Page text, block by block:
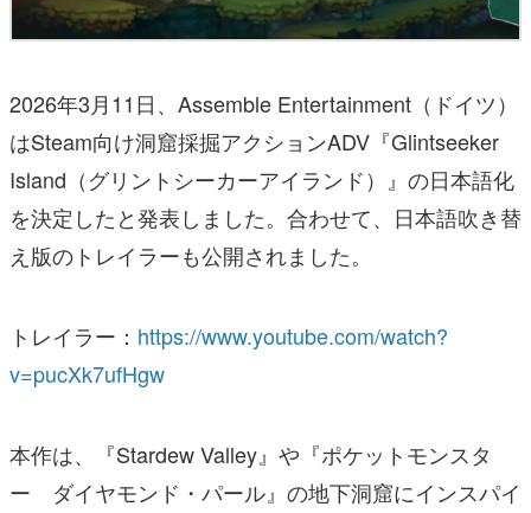
2026年3月11日、Assemble Entertainment（ドイツ）
はSteam向け洞窟採掘アクションADV『Glintseeker
Island（グリントシーカーアイランド）』の日本語化
を決定したと発表しました。合わせて、日本語吹き替
え版のトレイラーも公開されました。
トレイラー： https://www.youtube.com/watch?
v=pucXk7ufHgw
本作は、『Stardew Valley』や『ポケットモンスタ
ー ダイヤモンド・パール』の地下洞窟にインスパイ